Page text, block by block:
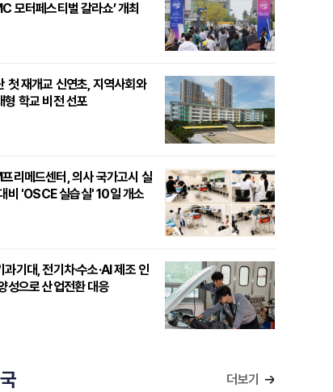
모터페스티벌 갈라쇼’ 개최
첫 재개교 신연초, 지역사회와
형 학교 비전 선포
리메드센터, 의사 국가고시 실
비 'OSCE 실습실' 10일 개소
과기대, 전기차·수소·AI 제조 인
성으로 산업전환 대응
더보기